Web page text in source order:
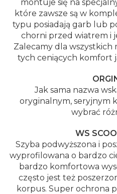
montuje się na
które zawsze są w
typu posiadają garb lub
chorni przed wiatrem i
Zalecamy dla
tych ceniących komfort
Jak sama nazwa
oryginalnym, seryjnym
wybrać
WS
Szyba podwyższona i
wyprofilowana o bardzo
bardzo komfortowa
często jest też
korpus. Super ochrona